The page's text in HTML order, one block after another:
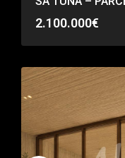
2.100.000€